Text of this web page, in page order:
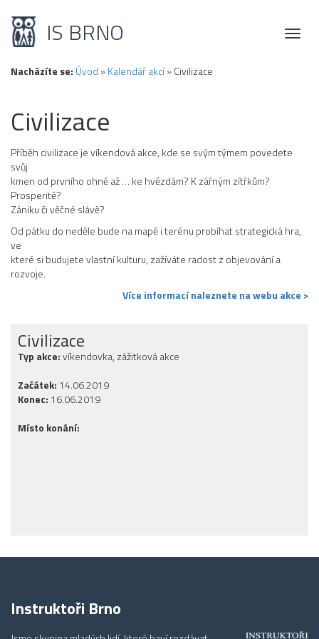
Toggle
IS BRNO
Nacházíte se: Úvod »Kalendář akcí»Civilizace
Civilizace
Příběh civilizace je víkendová akce, kde se svým týmem povedete
svůj
kmen od prvního ohně až … ke hvězdám? K zářným zítřkům?
Prosperitě?
Zániku či věčné slávě?
Od pátku do neděle bude na mapě i terénu probíhat strategická hra,
ve
které si budujete vlastní kulturu, zažíváte radost z objevování a
rozvoje.
Více informací naleznete na webu akce >
Civilizace
Typ akce:víkendovka, zážitková akce
Začátek: 14.06.2019
Konec: 16.06.2019
Místo konání:
Instruktoři Brno